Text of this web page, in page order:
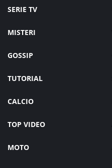
SERIE TV
MISTERI
GOSSIP
TUTORIAL
CALCIO
TOP VIDEO
MOTO